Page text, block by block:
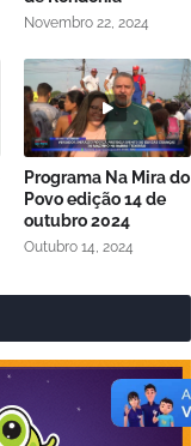
Novembro 22, 2024
Programa Na Mira do
Povo edição 14 de
outubro 2024
Outubro 14, 2024